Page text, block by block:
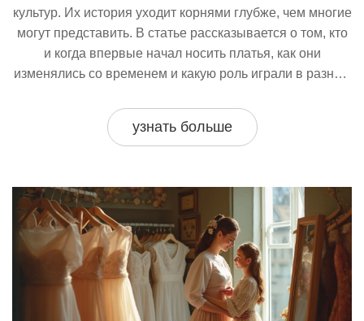
культур. Их история уходит корнями глубже, чем многие
могут представить. В статье рассказывается о том, кто
и когда впервые начал носить платья, как они
изменялись со временем и какую роль играли в разных
о первых платьях и советы по выбору платьев для
девочек.
узнать больше